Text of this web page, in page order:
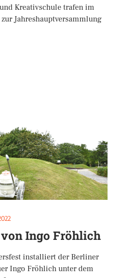
Kreativschule trafen im
Jahreshauptversammlung
Ingo Fröhlich
installiert der Berliner
Ingo Fröhlich unter dem